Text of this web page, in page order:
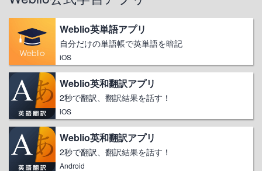
Weblio英単語アプリ
自分だけの単語帳で英単語を暗記
iOS
Weblio英和翻訳アプリ
2秒で翻訳、翻訳結果を話す！
iOS
Weblio英和翻訳アプリ
2秒で翻訳、翻訳結果を話す！
Android